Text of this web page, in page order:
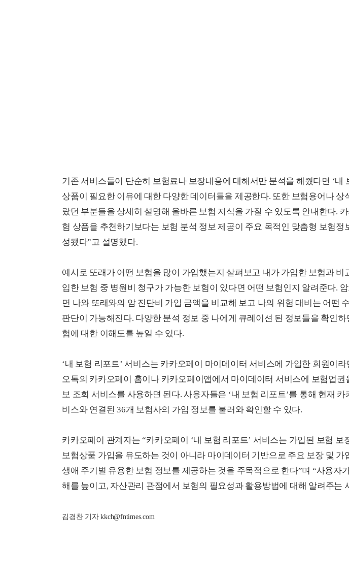
기존 서비스들이 단순히 보험료나 보장내용에 대해서만 분석을 해줬다면 ‘내
상품이 필요한 이유에 대한 다양한 데이터들을 제공한다. 또한 보험용어나 상
랐던 부분들을 상세히 설명해 올바른 보험 지식을 가질 수 있도록 안내한다.
험 상품을 추천하기보다는 보험 분석 정보 제공이 주요 목적인 맞춤형 보험정
성됐다”고 설명했다.
예시로 또래가 어떤 보험을 많이 가입했는지 살펴보고 내가 가입한 보험과 비
입한 보험 중 병원비 청구가 가능한 보험이 있다면 어떤 보험인지 알려준다.
면 나와 또래와의 암 진단비 가입 금액을 비교해 보고 나의 위험 대비는 어떤
판단이 가능해진다. 다양한 분석 정보 중 나에게 큐레이션 된 정보들을 확인
험에 대한 이해도를 높일 수 있다.
‘내 보험 리포트’ 서비스는 카카오페이 마이데이터 서비스에 가입한 회원이
오톡의 카카오페이 홈이나 카카오페이앱에서 마이데이터 서비스에 보험업권
보 조회 서비스를 사용하면 된다. 사용자들은 ‘내 보험 리포트’를 통해 현재
비스와 연결된 36개 보험사의 가입 정보를 불러와 확인할 수 있다.
카카오페이 관계자는 “카카오페이 ‘내 보험 리포트’ 서비스는 가입된 보험 보
보험상품 가입을 유도하는 것이 아니라 마이데이터 기반으로 주요 보장 및 가
생애 주기별 유용한 보험 정보를 제공하는 것을 주목적으로 한다”며 “사용자
해를 높이고, 자산관리 관점에서 보험의 필요성과 활용방법에 대해 알려주는
김경찬 기자 kkch@fntimes.com